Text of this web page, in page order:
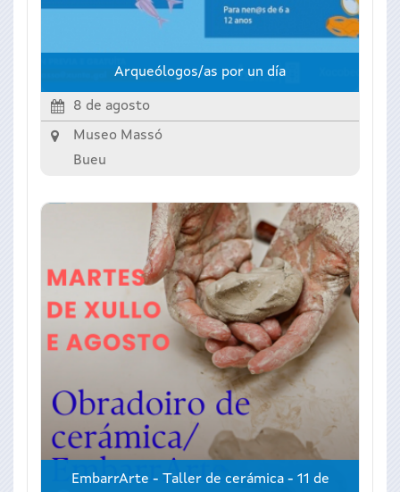
Arqueólogos/as por un día
8 de agosto
Museo Massó
Bueu
EmbarrArte - Taller de cerámica - 11 de